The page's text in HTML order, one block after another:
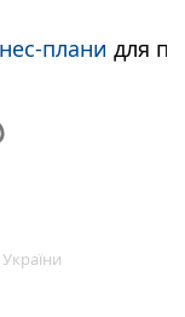
планидля